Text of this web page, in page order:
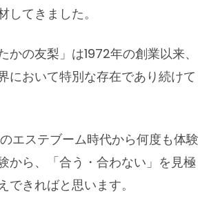
してきました。
かの友梨」は1972年の創業以来、
において特別な存在であり続けて
エステブーム時代から何度も体験
から、「合う・合わない」を見極
できればと思います。